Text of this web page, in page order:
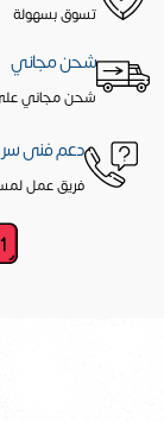
تسوق بسهولة
شحن مجاني
شحن مجاني
دعم فنى
فريق عمل